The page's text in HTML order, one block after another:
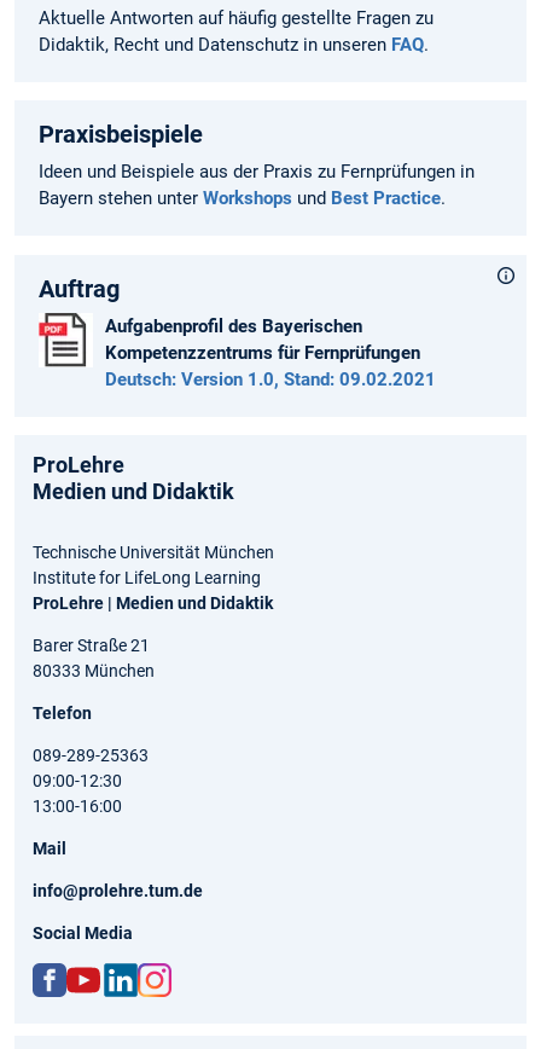
Aktuelle Antworten auf häufig gestellte Fragen zu
Didaktik, Recht und Datenschutz in unseren FAQ.
Praxisbeispiele
Ideen und Beispiele aus der Praxis zu Fernprüfungen in
Bayern stehen unter Workshops und Best Practice.
Auftrag
Aufgabenprofil des Bayerischen
Kompetenzzentrums für Fernprüfungen
Deutsch: Version 1.0, Stand: 09.02.2021
ProLehre
Medien und Didaktik
Technische Universität München
Institute for LifeLong Learning
ProLehre | Medien und Didaktik
Barer Straße 21
80333 München
Telefon
089-289-25363
09:00-12:30
13:00-16:00
Mail
info@prolehre.tum.de
Social Media